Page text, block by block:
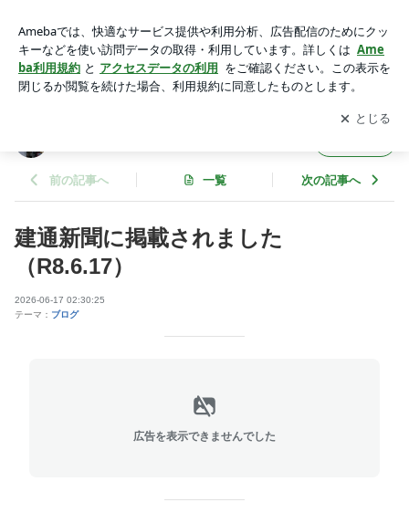
アプリをダウンロードして ブログの更新通知
を受け取りまし
ょう。
開く
前の記事へ 一覧 次の記事へ
建通新聞に掲載されました
（R8.6.17）
2026-06-17 02:30:25
テーマ： ブログ
広告を表示できませんでした